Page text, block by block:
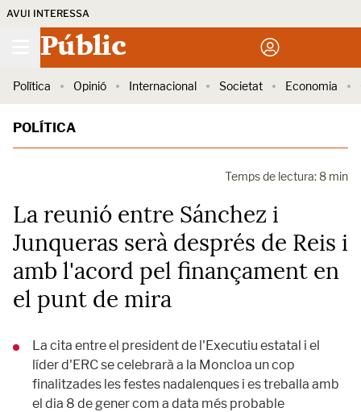
AVUI INTERESSA
Públic
Política Opinió Internacional Societat Economia
POLÍTICA
Temps de lectura: 8 min
La reunió entre Sánchez i
Junqueras serà després de Reis i
amb l'acord pel finançament en
el punt de mira
La cita entre el president de l'Executiu estatal i el
líder d'ERC se celebrarà a la Moncloa un cop
finalitzades les festes nadalenques i es treballa amb
el dia 8 de gener com a data més probable